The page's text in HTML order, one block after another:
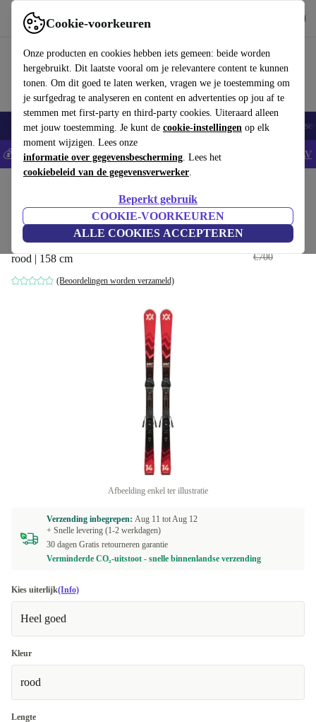
Cookie-voorkeuren
Onze producten en cookies hebben iets gemeen: beide worden
hergebruikt. Dit laatste vooral om je relevantere content te kunnen
tonen. Om dit goed te laten werken, vragen we je toestemming om
je surfgedrag te analyseren en content en advertenties op jou af te
stemmen met first-party en third-party cookies. Uiteraard alleen
met jouw toestemming. Je kunt de cookie-instellingen op elk
moment wijzigen. Lees onze
informatie over gegevensbescherming. Lees het
cookiebeleid van de gegevensverwerker.
Beperkt gebruik
COOKIE-VOORKEUREN
ALLE COOKIES ACCEPTEREN
Gebruik refurbed snel en eenvoudig
Elektronica Huishouden Keuken Sport E-Bikes Yoga
💰Bespaar 5% EXTRA op alle iPhones - Code: IPHONEDEAL - AV
Völkl Racetiger SRC
(2024/2025)
rood | 158 cm
(Beoordelingen worden verzameld)
€517,50
€700
Afbeelding enkel ter illustratie
Verzending inbegrepen: Aug 11 totAug 12
+ Snelle levering (1-2 werkdagen)
30 dagen Gratis retourneren garantie
Verminderde CO₂-uitstoot - snelle binnenlandse verzending
Kies uiterlijk(Info)
Heel goed
Kleur
rood
Lengte